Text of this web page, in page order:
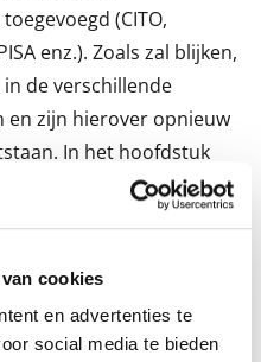
cookies
en advertenties te
social media te bieden
(CITO,
enz.). Zoals zal blijken,
de verschillende
en zijn hierover opnieuw
In het hoofdstuk
de t-toets toegevoegd. In
onderzoek is dit een
en het aantonen
Ook is een
en de analyse van de